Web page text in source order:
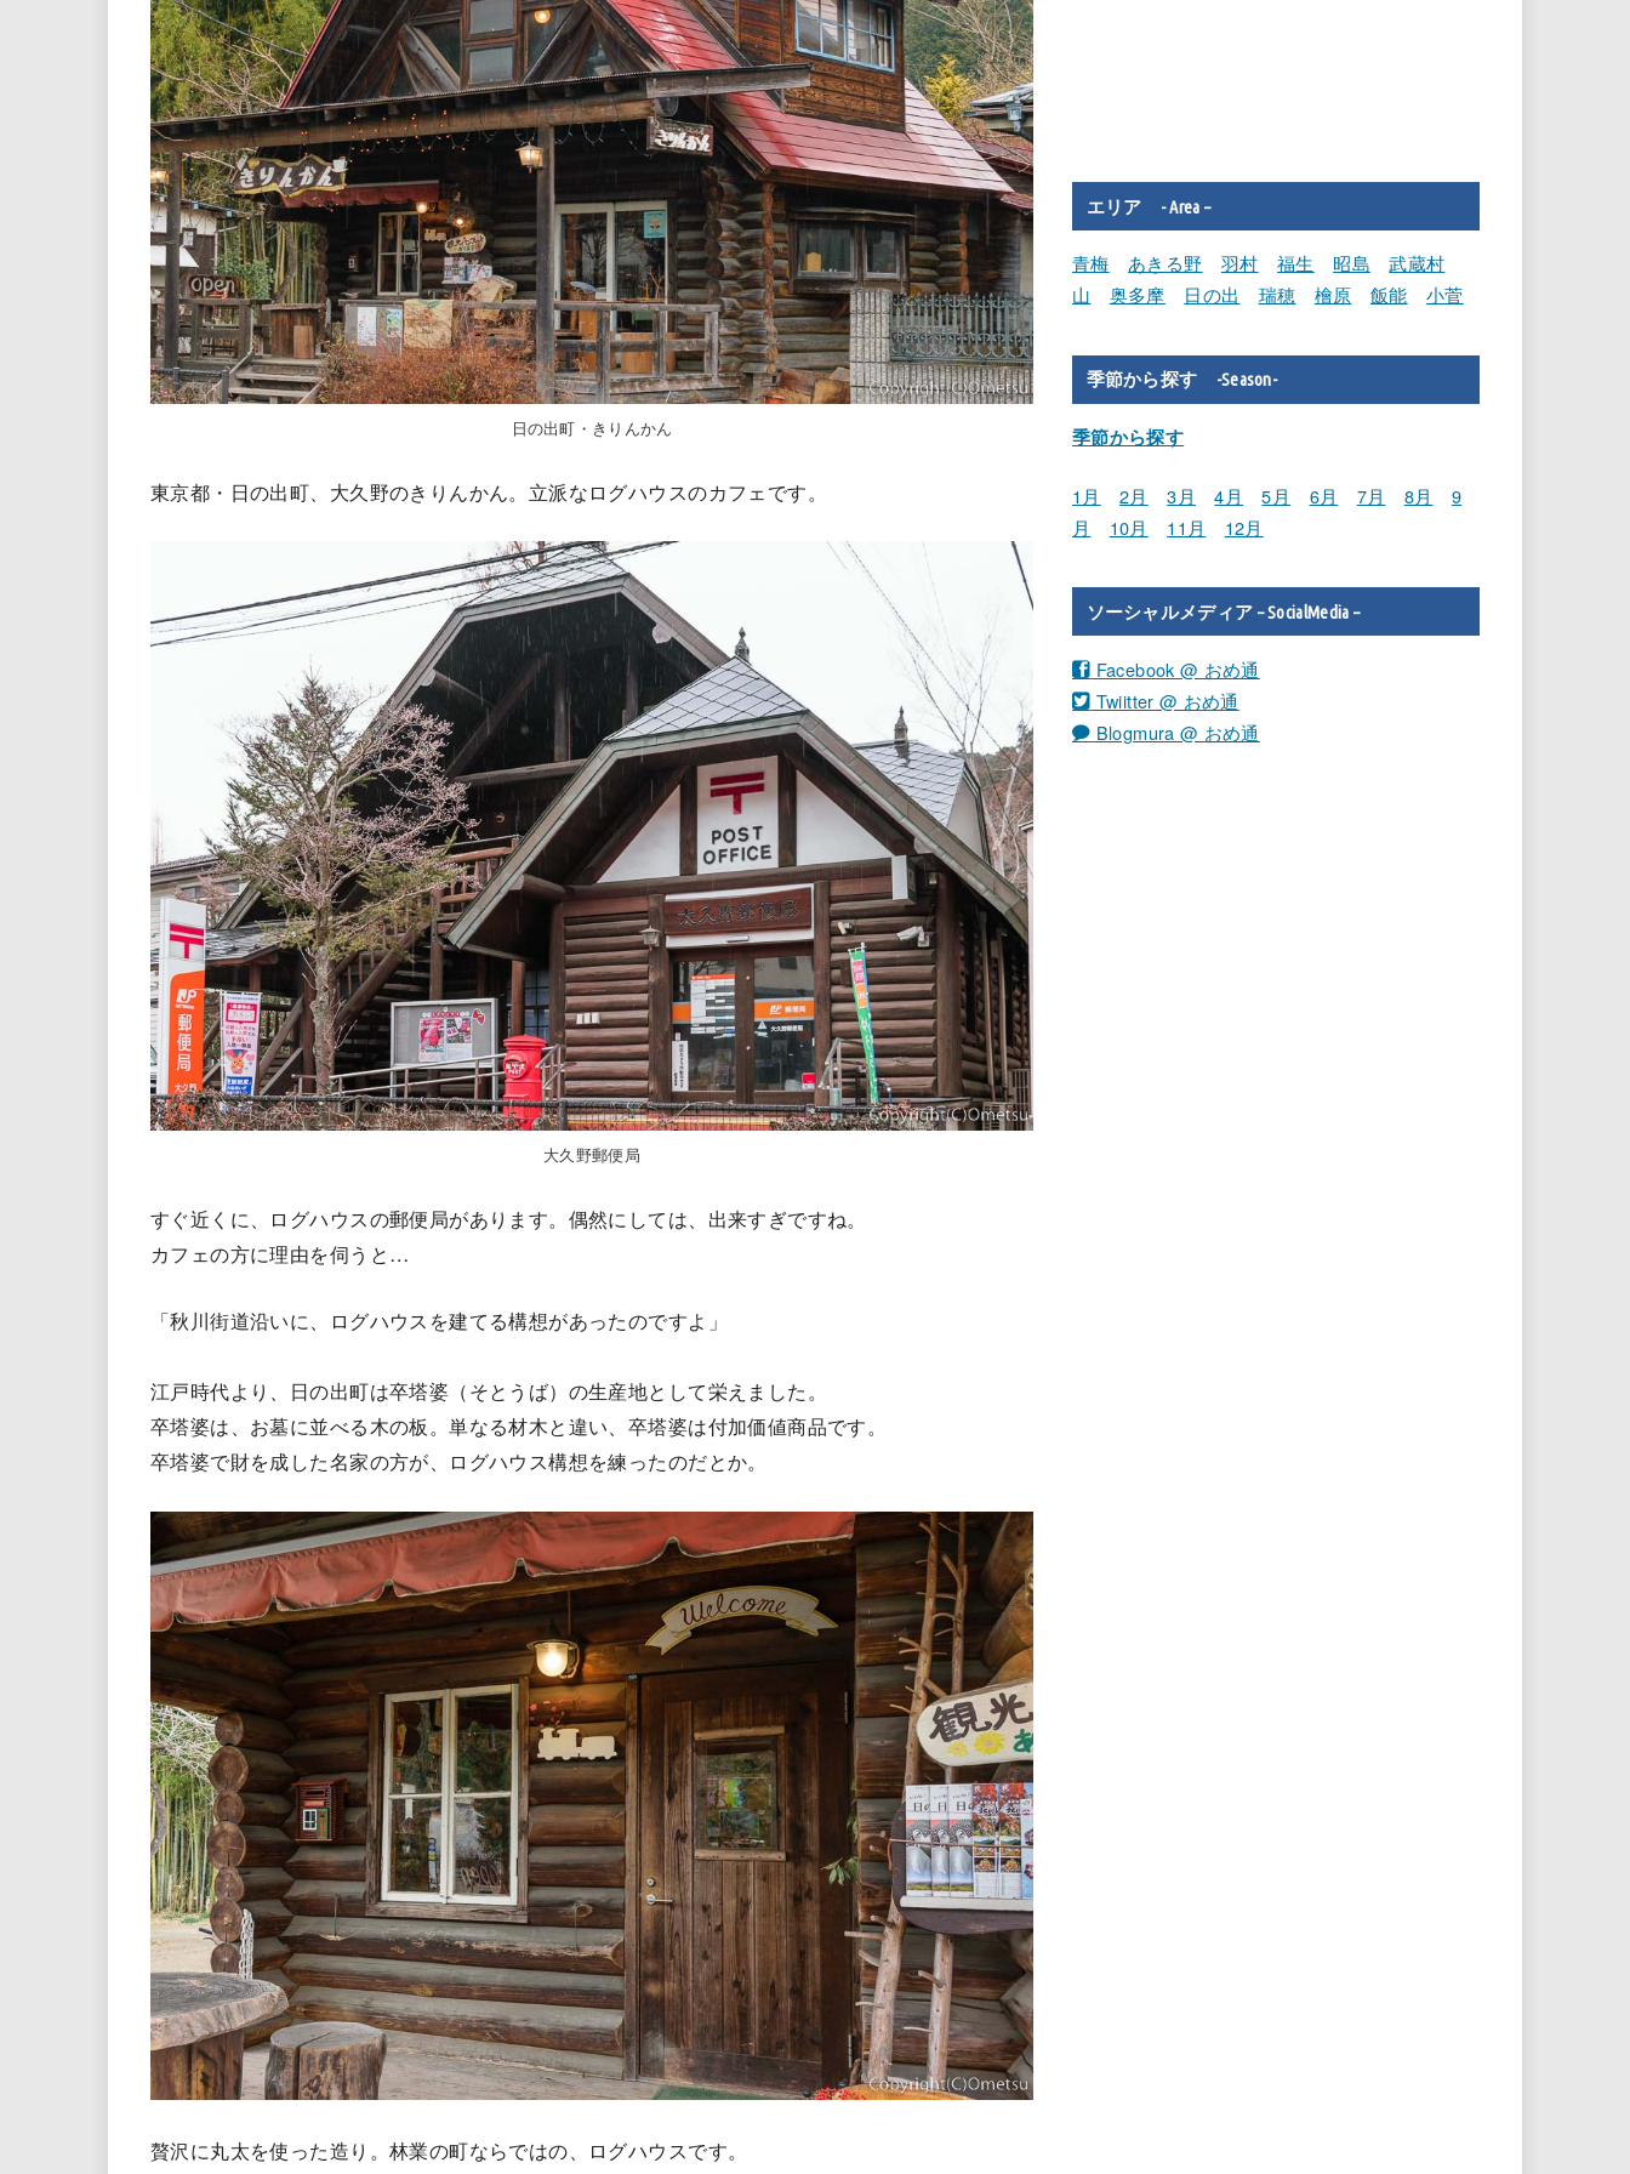
日の出町・きりんかん
東京都・日の出町、大久野のきりんかん。立派なログハウスのカフェです。
大久野郵便局
すぐ近くに、ログハウスの郵便局があります。偶然にしては、出来すぎですね。
カフェの方に理由を伺うと…
「秋川街道沿いに、ログハウスを建てる構想があったのですよ」
江戸時代より、日の出町は卒塔婆（そとうば）の生産地として栄えました。
卒塔婆は、お墓に並べる木の板。単なる材木と違い、卒塔婆は付加価値商品です。
卒塔婆で財を成した名家の方が、ログハウス構想を練ったのだとか。
贅沢に丸太を使った造り。林業の町ならではの、ログハウスです。
エリア - Area –
青梅 あきる野 羽村 福生 昭島
武蔵村
山
奥多摩 日の出 瑞穂 檜原 飯能 小菅
季節から探す -Season-
季節から探す
1月 2月 3月 4月 5月 6月 7月 8月
9
月
10月 11月 12月
ソーシャルメディア – SocialMedia –
Facebook @ おめ通
Twiitter @ おめ通
Blogmura @ おめ通